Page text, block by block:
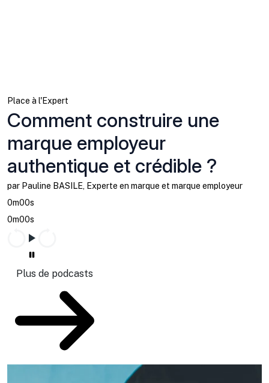
Place à l'Expert
Comment construire une
marque employeur
authentique et crédible ?
par Pauline BASILE, Experte en marque et marque employeur
0m00s
0m00s
Plus de podcasts